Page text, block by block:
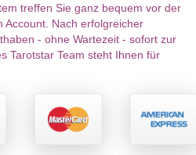
treffen Sie ganz bequem vor der
Account. Nach erfolgreicher
- ohne Wartezeit - sofort zur
Tarotstar Team steht Ihnen für